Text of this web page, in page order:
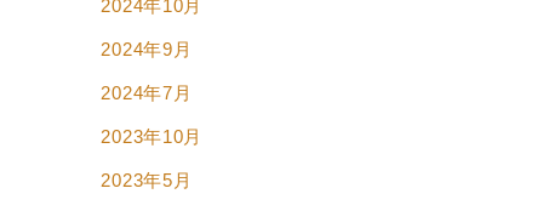
2024年10月
2024年9月
2024年7月
2023年10月
2023年5月